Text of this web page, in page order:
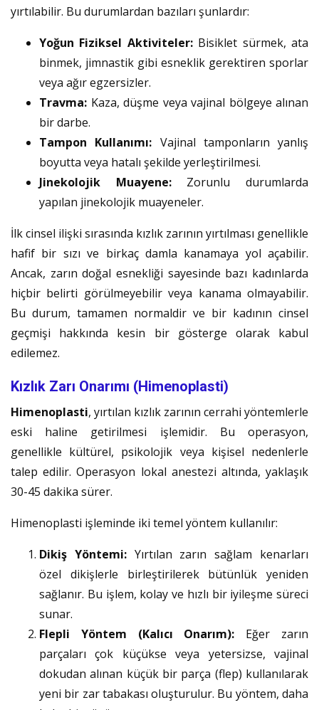
yırtılabilir. Bu durumlardan bazıları şunlardır:
Yoğun Fiziksel Aktiviteler:Bisiklet sürmek, ata
binmek, jimnastik gibi esneklik gerektiren sporlar
veya ağır egzersizler.
Travma: Kaza, düşme veya vajinal bölgeye alınan
bir darbe.
Tampon Kullanımı: Vajinal tamponların yanlış
boyutta veya hatalı şekilde yerleştirilmesi.
Jinekolojik Muayene:Zorunlu durumlarda
yapılan jinekolojik muayeneler.
İlk cinsel ilişki sırasında kızlık zarının yırtılması genellikle
hafif bir sızı ve birkaç damla kanamaya yol açabilir.
Ancak, zarın doğal esnekliği sayesinde bazı kadınlarda
hiçbir belirti görülmeyebilir veya kanama olmayabilir.
Bu durum, tamamen normaldir ve bir kadının cinsel
geçmişi hakkında kesin bir gösterge olarak kabul
edilemez.
Kızlık Zarı Onarımı (Himenoplasti)
Himenoplasti, yırtılan kızlık zarının cerrahi yöntemlerle
eski haline getirilmesi işlemidir. Bu operasyon,
genellikle kültürel, psikolojik veya kişisel nedenlerle
talep edilir. Operasyon lokal anestezi altında, yaklaşık
30-45 dakika sürer.
Himenoplasti işleminde iki temel yöntem kullanılır:
Dikiş Yöntemi:Yırtılan zarın sağlam kenarları
özel dikişlerle birleştirilerek bütünlük yeniden
sağlanır. Bu işlem, kolay ve hızlı bir iyileşme süreci
sunar.
Flepli Yöntem (Kalıcı Onarım): Eğer zarın
parçaları çok küçükse veya yetersizse, vajinal
dokudan alınan küçük bir parça (flep) kullanılarak
yeni bir zar tabakası oluşturulur. Bu yöntem, daha